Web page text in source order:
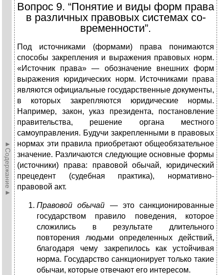
►Содержание►
Вопрос 9. “Понятие и виды форм права
в различных правовых системах со­
временности”.
Под источниками (формами) права понимаются
способы закрепления и выражения правовых норм.
«Источник права» — обозначение внешних форм
выражения юридических норм. Источниками права
являются официальные государственные документы,
в которых закрепляются юридические нормы.
Например, закон, указ президента, постановление
правительства, решение органа местного
самоуправления. Будучи закрепленными в правовых
нормах эти правила приобретают общеобязательное
значение. Различаются следующие основные формы
(источники) права: правовой обычай, юридический
прецедент (судебная практика), нормативно-
правовой акт.
Правовой обычай — это санкционированные
государством правило поведения, которое
сложились в результате длительного
повторения людьми определенных действий,
благодаря чему закрепилось как устойчивая
норма. Государство санкционирует только такие
обычаи, которые отвечают его интересом.